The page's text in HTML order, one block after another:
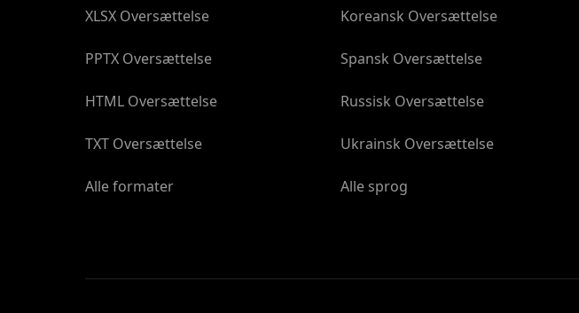
XLSX Oversættelse
PPTX Oversættelse
HTML Oversættelse
TXT Oversættelse
Alle formater
Koreansk Oversættelse
Spansk Oversættelse
Russisk Oversættelse
Ukrainsk Oversættelse
Alle sprog